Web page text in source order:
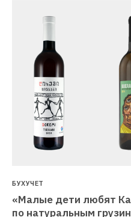
БУХУЧЕТ
«Малые дети любят
по натуральным